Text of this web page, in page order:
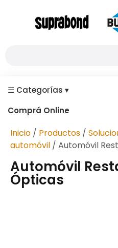
☰ Categorías ▾
Comprá Online
Inicio / Productos /
automóvil / Automóvil
Automóvil
Ópticas